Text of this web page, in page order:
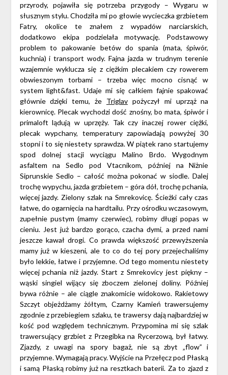
przyrody, pojawiła się potrzeba przygody – Wygaru w
słusznym stylu. Chodziła mi po głowie wycieczka grzbietem
Fatry, okolice te znałem z wypadów narciarskich,
dodatkowo ekipa podzielała motywację. Podstawowy
problem to pakowanie betów do spania (mata, śpiwór,
kuchnia) i transport wody. Fajna jazda w trudnym terenie
wzajemnie wyklucza się z ciężkim plecakiem czy rowerem
obwieszonym torbami – trzeba więc mocno cisnąć w
system light&fast. Udaje mi się całkiem fajnie spakować
głównie dzięki temu, że Triglav pożyczył mi uprząż na
kierownicę. Plecak wychodzi dość znośny, bo mata, śpiwór i
primaloft lądują w uprzęży. Tak czy inaczej rower ciężki,
plecak wypchany, temperatury zapowiadają powyżej 30
stopni i to się niestety sprawdza. W piątek rano startujemy
spod dolnej stacji wyciągu Malino Brdo. Wygodnym
asfaltem na Sedlo pod Vtacnikom, później na Niżnie
Siprunskie Sedlo – całość można pokonać w siodle. Dalej
trochę wypychu, jazda grzbietem – góra dół, trochę pchania,
więcej jazdy. Zielony szlak na Smrekovicę. Ścieżki cały czas
łatwe, do ogarnięcia na hardtailu. Przy ośrodku wczasowym,
zupełnie pustym (mamy czerwiec), robimy długi popas w
cieniu. Jest już bardzo gorąco, czacha dymi, a przed nami
jeszcze kawał drogi. Co prawda większość przewyższenia
mamy już w kieszeni, ale to co do tej pory przejechaliśmy
było lekkie, łatwe i przyjemne. Od tego momentu niestety
więcej pchania niż jazdy. Start z Smrekovicy jest piękny –
wąski singiel wijący się zboczem zielonej doliny. Później
bywa różnie – ale ciągle znakomicie widokowo. Rakietowy
Szczyt objeżdżamy żółtym, Czarny Kamień trawersujemy
zgodnie z przebiegiem szlaku, te trawersy dają najbardziej w
kość pod względem technicznym. Przypomina mi się szlak
trawersujący grzbiet z Przegibka na Rycerzową, był łatwy.
Zjazdy, z uwagi na spory bagaż, nie są zbyt „flow” i
przyjemne. Wymagają pracy. Wyjście na Przełęcz pod Płaską
i samą Płaską robimy już na resztkach baterii. Za to zjazd z